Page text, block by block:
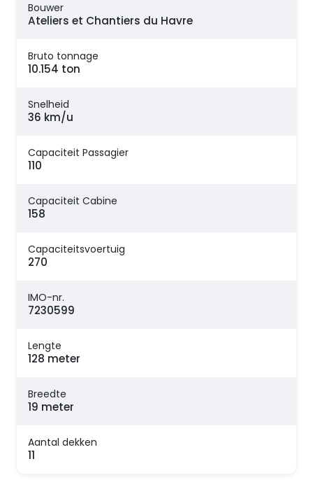
Bouwer
Ateliers et Chantiers du Havre
Bruto tonnage
10.154 ton
Snelheid
36 km/u
Capaciteit Passagier
110
Capaciteit Cabine
158
Capaciteitsvoertuig
270
IMO-nr.
7230599
Lengte
128 meter
Breedte
19 meter
Aantal dekken
11